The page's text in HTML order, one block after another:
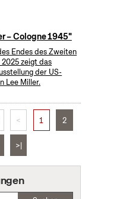
– Cologne 1945"
Endes des Zweiten
zeigt das
der US-
Lee Miller.
< 1 2
>|